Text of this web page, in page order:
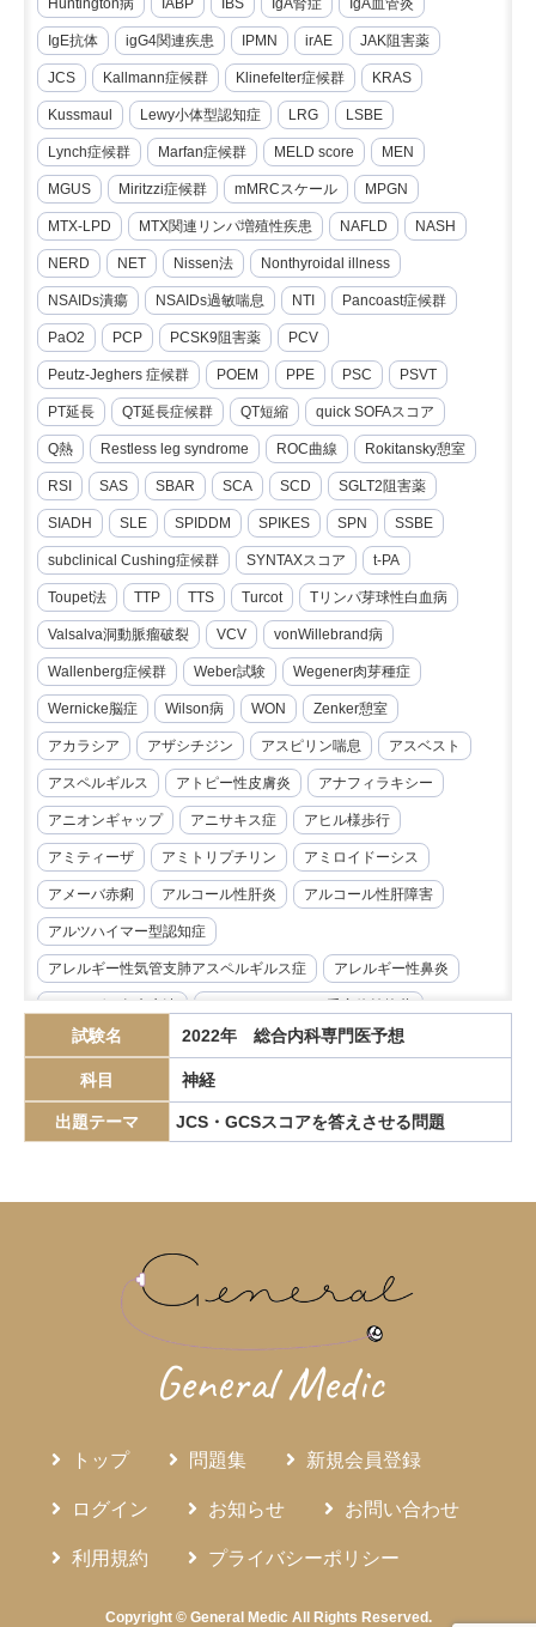
Huntington病 IABP IBS IgA腎症 IgA血管炎
IgE抗体 igG4関連疾患 IPMN irAE JAK阻害薬
JCS Kallmann症候群 Klinefelter症候群 KRAS
Kussmaul Lewy小体型認知症 LRG LSBE
Lynch症候群 Marfan症候群 MELD score MEN
MGUS Miritzzi症候群 mMRCスケール MPGN
MTX-LPD MTX関連リンパ増殖性疾患 NAFLD NASH
NERD NET Nissen法 Nonthyroidal illness
NSAIDs潰瘍 NSAIDs過敏喘息 NTI Pancoast症候群
PaO2 PCP PCSK9阻害薬 PCV
Peutz-Jeghers 症候群 POEM PPE PSC PSVT
PT延長 QT延長症候群 QT短縮 quick SOFAスコア
Q熱 Restless leg syndrome ROC曲線 Rokitansky憩室
RSI SAS SBAR SCA SCD SGLT2阻害薬
SIADH SLE SPIDDM SPIKES SPN SSBE
subclinical Cushing症候群 SYNTAXスコア t-PA
Toupet法 TTP TTS Turcot Tリンパ芽球性白血病
Valsalva洞動脈瘤破裂 VCV vonWillebrand病
Wallenberg症候群 Weber試験 Wegener肉芽種症
Wernicke脳症 Wilson病 WON Zenker憩室
アカラシア アザシチジン アスピリン喘息 アスベスト
アスペルギルス アトピー性皮膚炎 アナフィラキシー
アニオンギャップ アニサキス症 アヒル様歩行
アミティーザ アミトリプチリン アミロイドーシス
アメーバ赤痢 アルコール性肝炎 アルコール性肝障害
アルツハイマー型認知症
アレルギー性気管支肺アスペルギルス症 アレルギー性鼻炎
イマチニブ インスリノーマ インピーダンス試験
インフリキシマブ エクリズマブ
エピペン エリスロポエチン エルシニア腸炎
カンジダ血症
がん疼痛 がん統計 がん薬物療法
ギランバレー症候群 クッシング病
クラミジア グラム染色
クローン病 クロピドグレル コールドポリペクトミー
サルモネラ シェーグレン症候群 シクロスポリン
試験名 2022年 総合内科専門医予想
科目 神経
出題テーマ JCS・GCSスコアを答えさせる問題
General Medic
トップ 問題集 新規会員登録
ログイン お知らせ お問い合わせ
利用規約 プライバシーポリシー
Copyright © General Medic All Rights Reserved.